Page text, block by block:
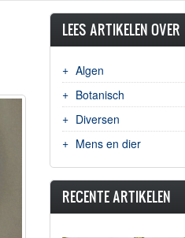
LEES ARTIKELEN OVER
Algen
Botanisch
Diversen
Mens en dier
RECENTE ARTIKELEN